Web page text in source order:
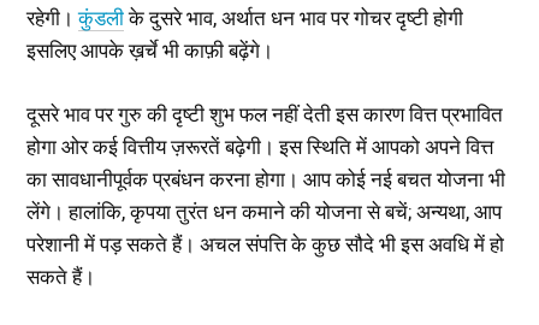
रहेगी।कुंडलीके दुसरे भाव, अर्थात धन भाव पर गोचर दृष्टी होगी
इसलिए आपके ख़र्चे भी काफ़ी बढ़ेंगे।
दूसरे भाव पर गुरु की दृष्टी शुभ फल नहीं देती इस कारण वित्त प्रभावित
होगा ओर कई वित्तीय ज़रूरतें बढ़ेगी। इस स्थिति में आपको अपने वित्त
का सावधानीपूर्वक प्रबंधन करना होगा। आप कोई नई बचत योजना भी
लेंगे। हालांकि, कृपया तुरंत धन कमाने की योजना से बचें; अन्यथा, आप
परेशानी में पड़ सकते हैं। अचल संपत्ति के कुछ सौदे भी इस अवधि में हो
सकते हैं।